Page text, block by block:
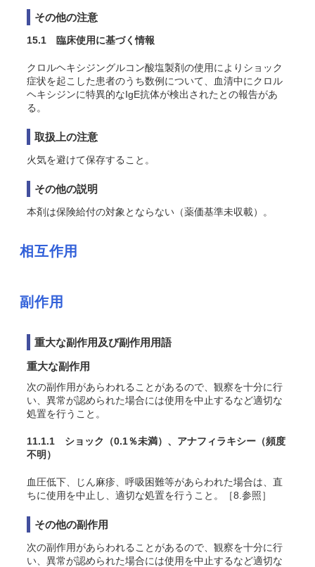
その他の注意
15.1 臨床使用に基づく情報
クロルヘキシジングルコン酸塩製剤の使用によりショック
症状を起こした患者のうち数例について、血清中にクロル
ヘキシジンに特異的なIgE抗体が検出されたとの報告があ
る 。
取扱上の注意
火気を避けて保存すること。
その他の説明
本剤は保険給付の対象とならない（薬価基準未収載）。
相互作用
副作用
重大な副作用及び副作用用語
重大な副作用
次の副作用があらわれることがあるので、観察を十分に行
い、異常が認められた場合には使用を中止するなど適切な
処置を行うこと。
11.1.1 ショック （0.1％未満） 、アナフィラキシー （頻度
不明）
血圧低下、じん麻疹、呼吸困難等があらわれた場合は、直
ちに使用を中止し、適切な処置を行うこと。［8.参照］
その他の副作用
次の副作用があらわれることがあるので、観察を十分に行
い、異常が認められた場合には使用を中止するなど適切な